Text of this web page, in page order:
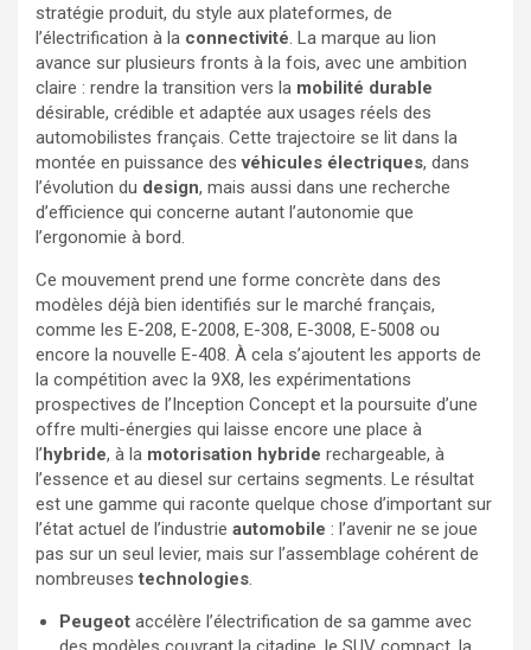
stratégie produit, du style aux plateformes, de
l’électrification à la connectivité. La marque au lion
avance sur plusieurs fronts à la fois, avec une ambition
claire : rendre la transition vers la mobilité durable
désirable, crédible et adaptée aux usages réels des
automobilistes français. Cette trajectoire se lit dans la
montée en puissance desvéhicules électriques, dans
l’évolution du design, mais aussi dans une recherche
d’efficience qui concerne autant l’autonomie que
l’ergonomie à bord.
Ce mouvement prend une forme concrète dans des
modèles déjà bien identifiés sur le marché français,
comme les E-208, E-2008, E-308, E-3008, E-5008 ou
encore la nouvelle E-408. À cela s’ajoutent les apports de
la compétition avec la 9X8, les expérimentations
prospectives de l’Inception Concept et la poursuite d’une
offre multi-énergies qui laisse encore une place à
l’hybride, à la motorisation hybride rechargeable, à
l’essence et au diesel sur certains segments. Le résultat
est une gamme qui raconte quelque chose d’important sur
l’état actuel de l’industrie automobile : l’avenir ne se joue
pas sur un seul levier, mais sur l’assemblage cohérent de
nombreusestechnologies.
Peugeot accélère l’électrification de sa gamme avec